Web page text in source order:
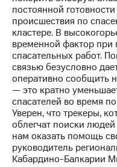
акций
Дивиденды
Рынок
облигаций
Описание
Уведомление
о
погашении
именных
облигаций
Другое
постоянной
происшествия по
кластере. В
временной фактор при
спасательных работ.
связью безусловно
оперативно сообщить
— это кратно
спасателей во время
Уверен, что трекеры,
облегчат поиски
нам оказать помощь
руководитель
Кабардино-Балкарии